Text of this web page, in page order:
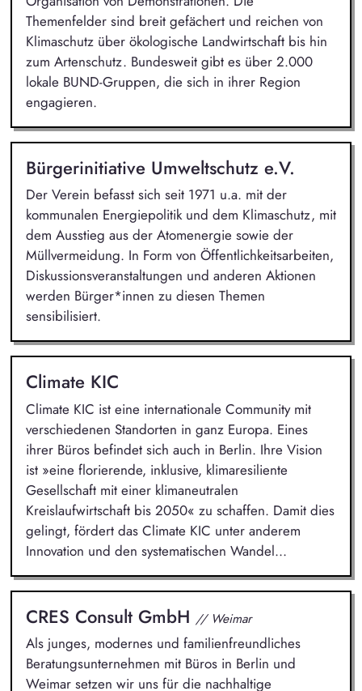
Themenfelder sind breit gefächert und reichen von
Klimaschutz über ökologische Landwirtschaft bis hin
zum Artenschutz. Bundesweit gibt es über 2.000
lokale BUND-Gruppen, die sich in ihrer Region
engagieren.
Bürgerinitiative Umweltschutz e.V.
Der Verein befasst sich seit 1971 u.a. mit der
kommunalen Energiepolitik und dem Klimaschutz, mit
dem Ausstieg aus der Atomenergie sowie der
Müllvermeidung. In Form von Öffentlichkeitsarbeiten,
Diskussionsveranstaltungen und anderen Aktionen
werden Bürger*innen zu diesen Themen
sensibilisiert.
Climate KIC
Climate KIC ist eine internationale Community mit
verschiedenen Standorten in ganz Europa. Eines
ihrer Büros befindet sich auch in Berlin. Ihre Vision
ist »eine florierende, inklusive, klimaresiliente
Gesellschaft mit einer klimaneutralen
Kreislaufwirtschaft bis 2050« zu schaffen. Damit dies
gelingt, fördert das Climate KIC unter anderem
Innovation und den systematischen Wandel...
CRES Consult GmbH // Weimar
Als junges, modernes und familienfreundliches
Beratungsunternehmen mit Büros in Berlin und
Weimar setzen wir uns für die nachhaltige